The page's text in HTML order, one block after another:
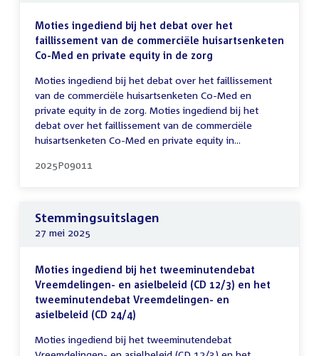
Moties ingediend bij het debat over het
faillissement van de commerciële huisartsenketen
Co-Med en private equity in de zorg
Moties ingediend bij het debat over het faillissement
van de commerciële huisartsenketen Co-Med en
private equity in de zorg. Moties ingediend bij het
debat over het faillissement van de commerciële
huisartsenketen Co-Med en private equity in...
2025P09011
Stemmingsuitslagen
27 mei 2025
Moties ingediend bij het tweeminutendebat
Vreemdelingen- en asielbeleid (CD 12/3) en het
tweeminutendebat Vreemdelingen- en
asielbeleid (CD 24/4)
Moties ingediend bij het tweeminutendebat